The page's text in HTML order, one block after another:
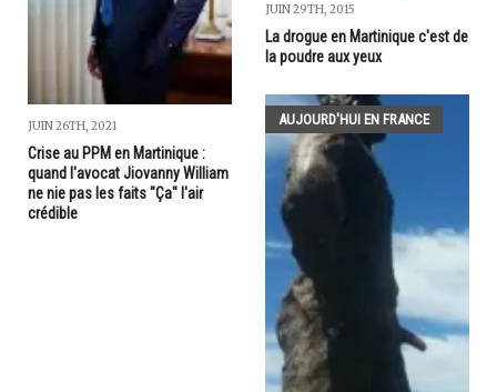
JUIN 26TH, 2021
Crise au PPM en Martinique :
quand l'avocat Jiovanny William
ne nie pas les faits "Ça" l'air
crédible
JUIN 29TH, 2015
La drogue en Martinique c'est de
la poudre aux yeux
AUJOURD'HUI EN FRANCE